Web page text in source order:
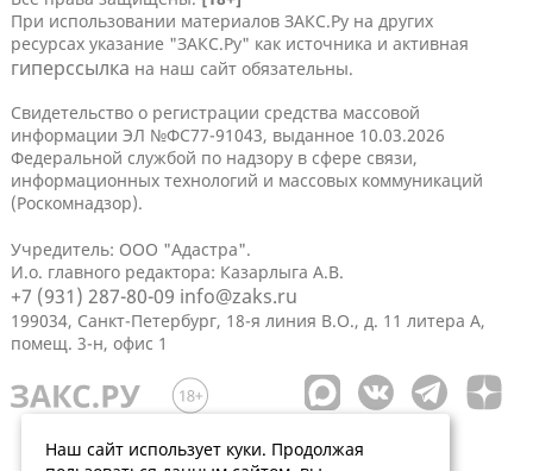
При использовании материалов ЗАКС.Ру на других
ресурсах указание "ЗАКС.Ру" как источника и активная
гиперссылка на наш сайт обязательны.
Свидетельство о регистрации средства массовой
информации ЭЛ №ФС77-91043, выданное 10.03.2026
Федеральной службой по надзору в сфере связи,
информационных технологий и массовых коммуникаций
(Роскомнадзор).
Учредитель: ООО "Адастра".
И.о. главного редактора: Казарлыга А.В.
+7 (931) 287-80-09 info@zaks.ru
199034, Санкт-Петербург, 18-я линия В.О., д. 11 литера А,
помещ. 3-н, офис 1
Наш сайт использует куки. Продолжая